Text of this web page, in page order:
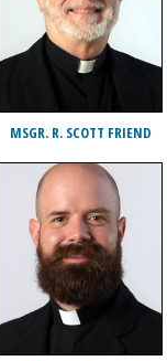
MSGR. R. SCOTT FRIEND